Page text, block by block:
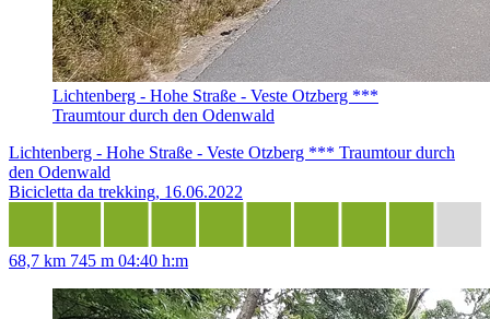
Lichtenberg - Hohe Straße - Veste Otzberg ***
Traumtour durch den Odenwald
Lichtenberg - Hohe Straße - Veste Otzberg *** Traumtour durch
den Odenwald
Bicicletta da trekking, 16.06.2022
68,7 km 745 m 04:40 h:m